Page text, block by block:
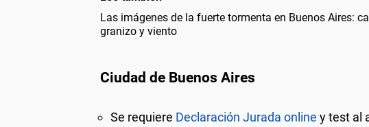
Las imágenes de la fuerte tormenta en Buenos Aires:
granizo y viento
Ciudad de Buenos Aires
Se requiere Declaración Jurada online y test al